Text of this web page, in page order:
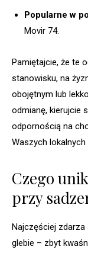
Popularne w
Movir 74.
Pamiętajcie, że te
stanowisku, na
obojętnym lub
odmianę, kierujcie
odpornością na
Waszych lokalnych
Czego
przy
Najczęściej zdarza
glebie – zbyt